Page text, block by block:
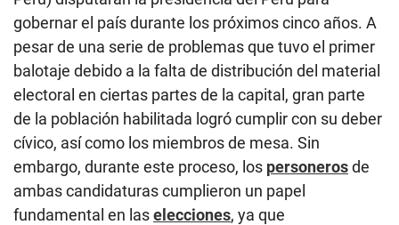
gobernar el país durante los próximos cinco años. A
pesar de una serie de problemas que tuvo el primer
balotaje debido a la falta de distribución del material
electoral en ciertas partes de la capital, gran parte
de la población habilitada logró cumplir con su deber
cívico, así como los miembros de mesa. Sin
embargo, durante este proceso, los personerosde
ambas candidaturas cumplieron un papel
fundamental en laselecciones, ya que